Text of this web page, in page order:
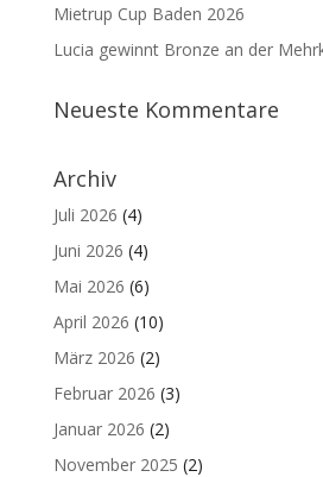
Mietrup Cup Baden 2026
Lucia gewinnt Bronze an der
Neueste Kommentare
Archiv
Juli 2026 (4)
Juni 2026 (4)
Mai 2026 (6)
April 2026 (10)
März 2026 (2)
Februar 2026 (3)
Januar 2026 (2)
November 2025 (2)